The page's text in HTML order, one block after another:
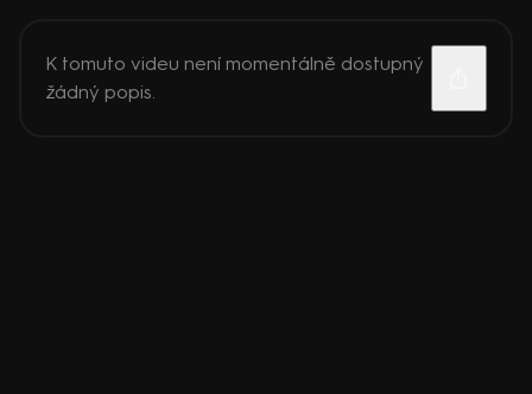
K tomuto videu není momentálně dostupný
žádný popis.